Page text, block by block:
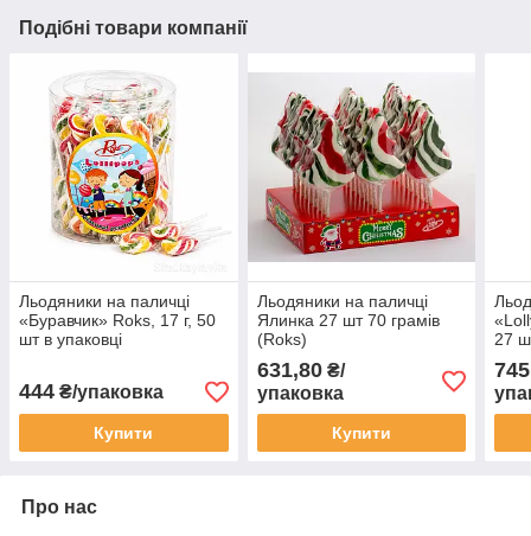
Подібні товари компанії
Льодяники на паличці
«Буравчик» Roks, 17 г, 50
шт в упаковці
444 ₴/упаковка
Купити
Льодяники на паличці
Ялинка 27 шт 70 грамів
(Roks)
631,80₴/
упаковка
Купити
27
Про нас